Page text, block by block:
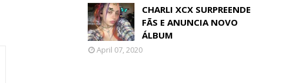
CHARLI XCX SURPREENDE
FÃS E ANUNCIA NOVO
ÁLBUM
April 07, 2020